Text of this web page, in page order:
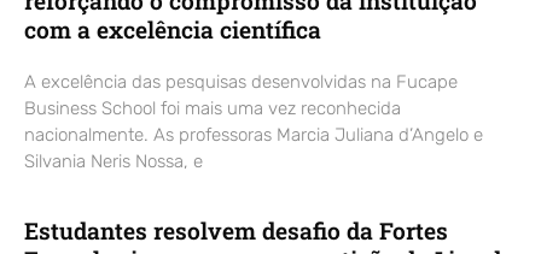
com a excelência científica
A excelência das pesquisas desenvolvidas na Fucape
Business School foi mais uma vez reconhecida
nacionalmente. As professoras Marcia Juliana d’Angelo e
Silvania Neris Nossa, e
Estudantes resolvem desafio da Fortes